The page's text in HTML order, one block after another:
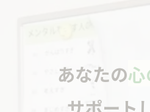
あなたの